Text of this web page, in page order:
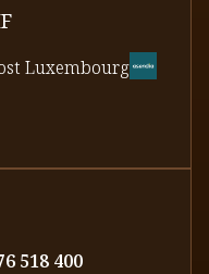
518 400